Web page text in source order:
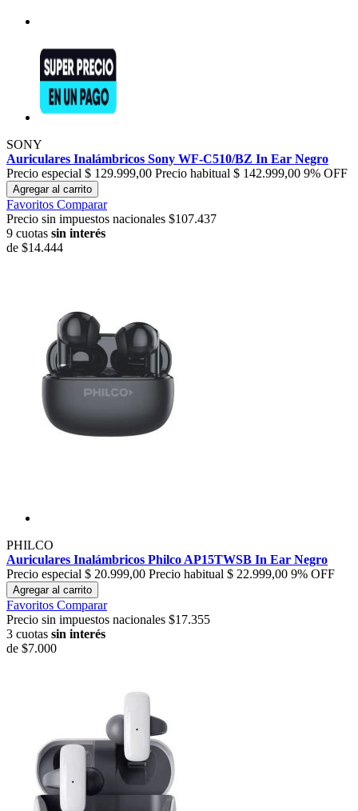
SONY
Auriculares Inalámbricos Sony WF-C510/BZ In Ear Negro
Precio especial $ 129.999,00 Precio habitual $ 142.999,00 9% OFF
Agregar al carrito
Favoritos Comparar
Precio sin impuestos nacionales $107.437
9 cuotas sin interés
de $14.444
PHILCO
Auriculares Inalámbricos Philco AP15TWSB In Ear Negro
Precio especial $ 20.999,00 Precio habitual $ 22.999,00 9% OFF
Agregar al carrito
Favoritos Comparar
Precio sin impuestos nacionales $17.355
3 cuotas sin interés
de $7.000